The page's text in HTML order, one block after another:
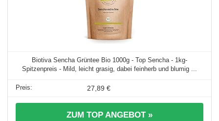
Biotiva Sencha Grüntee Bio 1000g - Top Sencha - 1kg-
Spitzenpreis - Mild, leicht grasig, dabei feinherb und blumig ...
27,89 €
ZUM TOP ANGEBOT »